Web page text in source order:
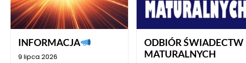
INFORMACJA
9 lipca 2026
ODBIÓR ŚWIADECTW
MATURALNYCH